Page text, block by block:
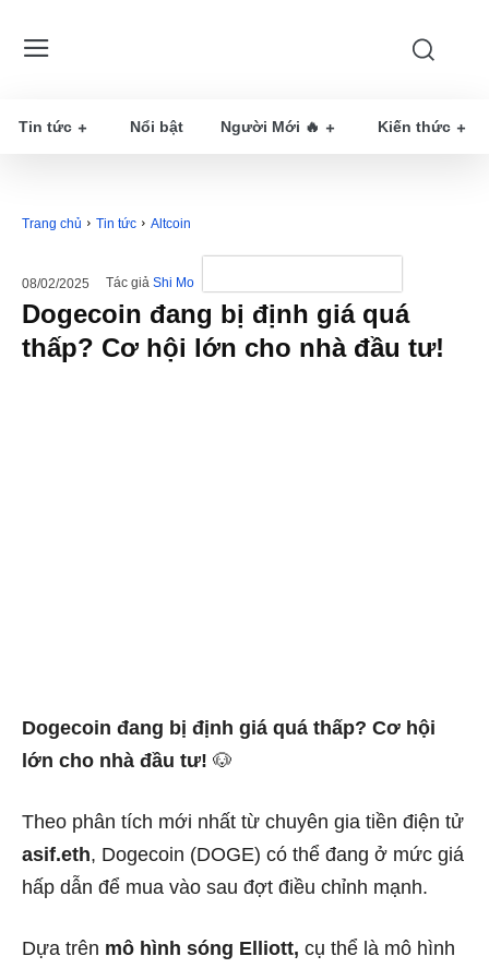
Tin tức Nổi bật Người Mới 🔥 Kiến thức
Trang chủ Tin tức Altcoin
08/02/2025 Tác giả Shi Mo
Dogecoin đang bị định giá quá
thấp? Cơ hội lớn cho nhà đầu tư!
Dogecoin đang bị định giá quá thấp? Cơ hội
lớn cho nhà đầu tư! 🐶
Theo phân tích mới nhất từ chuyên gia tiền điện tử
asif.eth, Dogecoin (DOGE) có thể đang ở mức giá
hấp dẫn để mua vào sau đợt điều chỉnh mạnh.
Dựa trên mô hình sóng Elliott, cụ thể là mô hình